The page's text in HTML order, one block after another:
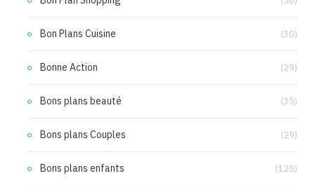
Bon Plans Cuisine (30)
Bonne Action (29)
Bons plans beauté (35)
Bons plans Couples (29)
Bons plans enfants (125)